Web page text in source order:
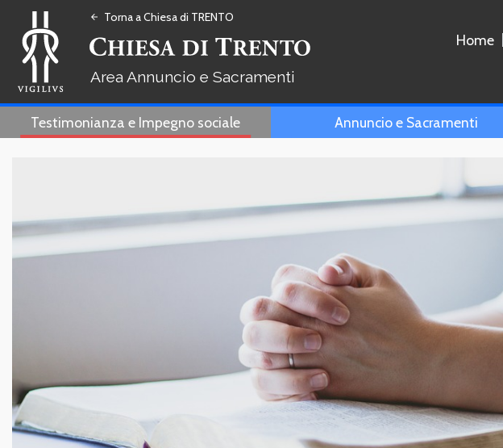
arrow_back Torna a Chiesa di TRENTO
Annuncio e Sacramenti
Home
Testimonianza e Impegno sociale Annuncio e Sacramenti